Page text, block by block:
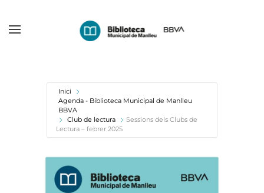
Inici
Agenda - Biblioteca Municipal de Manlleu
BBVA
Club de lectura
Sessions dels Clubs de
Lectura – febrer 2025